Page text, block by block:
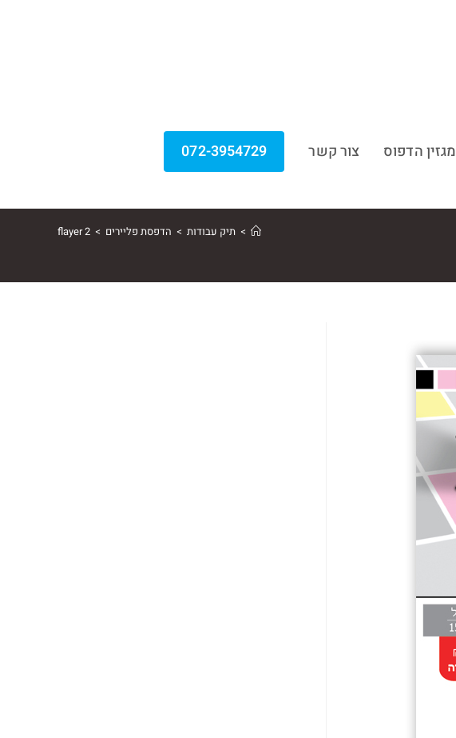
מגזין הדפוס צור קשר 072-3954729
> תיק עבודות > הדפסת פליירים >
flayer 2